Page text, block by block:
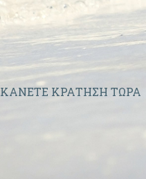
ΚΑΝΕΤΕ ΚΡΑΤΗΣΗ ΤΩΡΑ